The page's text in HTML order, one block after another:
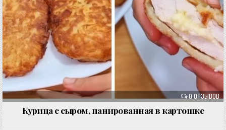
0 ОТЗЫВОВ
Курица с сыром, панированная в картошке